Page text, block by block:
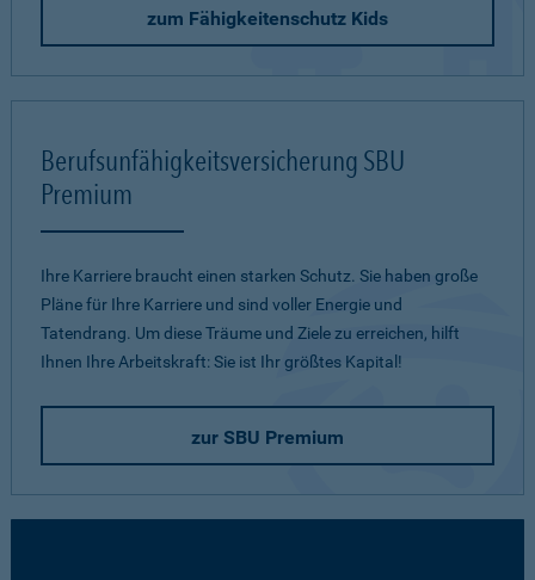
zum Fähigkeitenschutz Kids
Berufsunfähigkeitsversicherung SBU
Premium
Ihre Karriere braucht einen starken Schutz. Sie haben große
Pläne für Ihre Karriere und sind voller Energie und
Tatendrang. Um diese Träume und Ziele zu erreichen, hilft
Ihnen Ihre Arbeitskraft: Sie ist Ihr größtes Kapital!
zur SBU Premium